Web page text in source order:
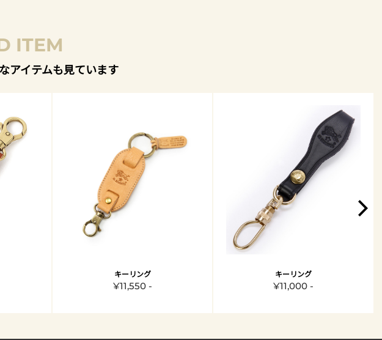
ITEM
アイテムも見ています
キーリング
¥11,550 -
キーリング
¥11,000 -